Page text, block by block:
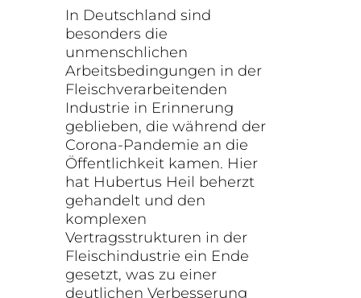
In Deutschland sind
besonders die
unmenschlichen
Arbeitsbedingungen in der
Fleischverarbeitenden
Industrie in Erinnerung
geblieben, die während der
Corona-Pandemie an die
Öffentlichkeit kamen. Hier
hat Hubertus Heil beherzt
gehandelt und den
komplexen
Vertragsstrukturen in der
Fleischindustrie ein Ende
gesetzt, was zu einer
deutlichen Verbesserung